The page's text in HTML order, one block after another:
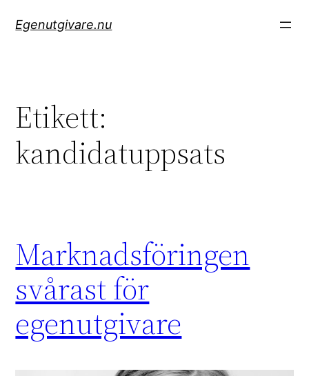
Egenutgivare.nu
Etikett:
kandidatuppsats
Marknadsföringen
svårast för
egenutgivare